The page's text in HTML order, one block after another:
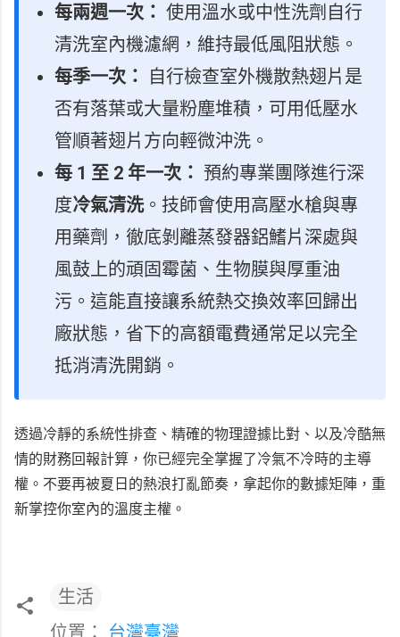
每兩週一次： 使用溫水或中性洗劑自行
清洗室內機濾網，維持最低風阻狀態。
每季一次：
自行檢查室外機散熱翅片是
否有落葉或大量粉塵堆積，可用低壓水
管順著翅片方向輕微沖洗。
每 1 至 2 年一次： 預約專業團隊進行深
度冷氣清洗。技師會使用高壓水槍與專
用藥劑，徹底剝離蒸發器鋁鰭片深處與
風鼓上的頑固霉菌、生物膜與厚重油
污。這能直接讓系統熱交換效率回歸出
廠狀態，省下的高額電費通常足以完全
抵消清洗開銷。
透過冷靜的系統性排查、精確的物理證據比對、以及冷酷無
情的財務回報計算，你已經完全掌握了冷氣不冷時的主導
權。不要再被夏日的熱浪打亂節奏，拿起你的數據矩陣，重
新掌控你室內的溫度主權。
生活
位置： 台灣臺灣